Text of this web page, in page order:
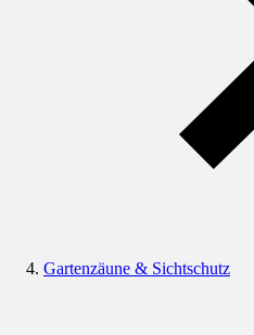
Gartenzäune & Sichtschutz